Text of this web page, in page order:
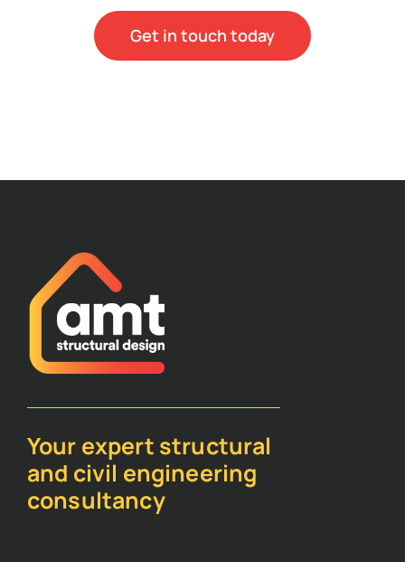
Get in touch today
Your expert structural
and civil engineering
consultancy